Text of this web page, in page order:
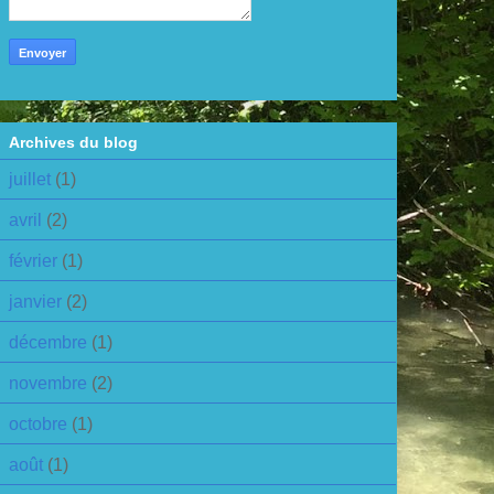
Archives du blog
juillet (1)
avril (2)
février (1)
janvier (2)
décembre (1)
novembre (2)
octobre (1)
août (1)